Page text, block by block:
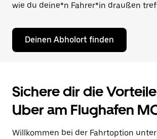
wie du deine*n Fahrer*in draußen
Deinen Abholort finden
Sichere dir die
Uber am Flughafen
Willkommen bei der Fahrtoption unter